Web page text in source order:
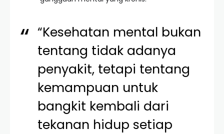
“Kesehatan mental bukan
tentang tidak adanya
penyakit, tetapi tentang
kemampuan untuk
bangkit kembali dari
tekanan hidup setiap